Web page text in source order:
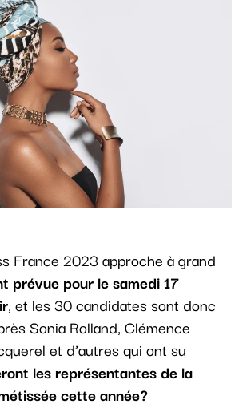
France 2023 approche à grand
prévue pour le samedi 17
, et les 30 candidates sont donc
Sonia Rolland, Clémence
et d’autres qui ont su
les représentantes de la
cette année?